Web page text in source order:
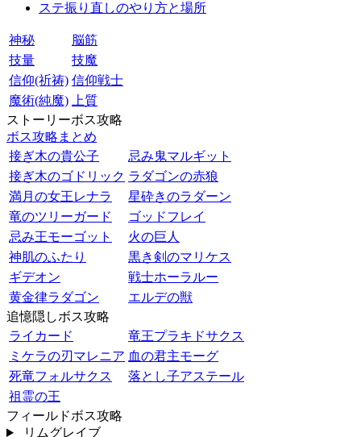
ステ振り直しのやり方と場所
神秘
脳筋
技量
技魔
信仰(祈祷) 信仰戦士
魔術(純魔)
上質
ストーリーボス攻略
ボス攻略まとめ
接ぎ木の貴公子
忌み鬼マルギット
接ぎ木のゴドリック ラダゴンの赤狼
満月の女王レナラ
星砕きのラダーン
竜のツリーガード
ゴッドフレイ
忌み王モーゴット
火の巨人
神肌のふたり
黒き剣のマリケス
ギデオン
戦士ホーラルー
黄金律ラダゴン
エルデの獣
追憶隠しボス攻略
ライカード
竜王プラキドサクス
ミケラの刃マレニア 血の君主モーグ
死竜フォルサクス
落とし子アステール
祖霊の王
フィールドボス攻略
リムグレイブ